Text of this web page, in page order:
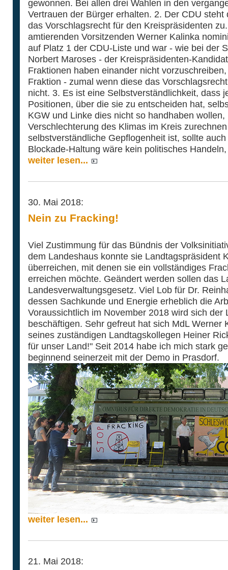
gewonnen. Bei allen drei Wahlen in den
Vertrauen der Bürger erhalten. 2. Der CDU
das Vorschlagsrecht für den Kreispräsidenten
amtierenden Vorsitzenden Werner Kalinka
auf Platz 1 der CDU-Liste und war - wie bei der
Norbert Maroses - der Kreispräsidenten-
Fraktionen haben einander nicht
Fraktion - zumal wenn diese das
nicht. 3. Es ist eine Selbstverständlichkeit, dass
Positionen, über die sie zu entscheiden hat,
KGW und Linke dies nicht so handhaben
Verschlechterung des Klimas im Kreis
selbstverständliche Gepflogenheit ist, sollte
Blockade-Haltung wäre kein politisches
weiter lesen...
30. Mai 2018:
Nein zu Fracking!
Viel Zustimmung für das Bündnis der
dem Landeshaus konnte sie Landtagspräsident
überreichen, mit denen sie ein vollständiges
erreichen möchte. Geändert werden sollen das
Landesverwaltungsgesetz. Viel Lob für Dr.
dessen Sachkunde und Energie erheblich die
Voraussichtlich im November 2018 wird sich der
beschäftigen. Sehr gefreut hat sich MdL Werner
seines zuständigen Landtagskollegen Heiner
für unser Land!" Seit 2014 habe ich mich stark
beginnend seinerzeit mit der Demo in Prasdorf.
weiter lesen...
21. Mai 2018: